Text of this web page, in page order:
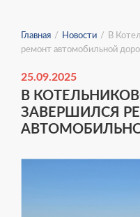
Главная / Новости /
В
ремонт автомобильной
25.09.2025
В
ЗАВЕРШИЛСЯ